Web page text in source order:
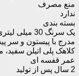
منع مصرف
ندارد
بسته بندی
یک سرنگ 30
مدرج با پیستون و سر
کلاهک پلی اتیلن
عمر قفسه ای
2 سال پس از تولید